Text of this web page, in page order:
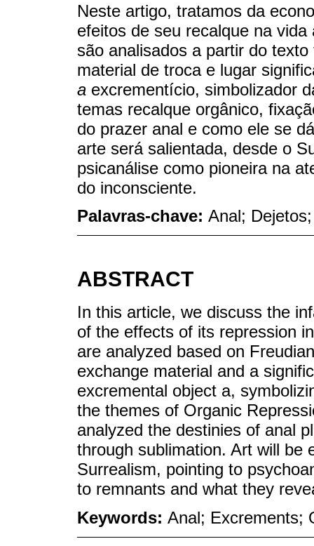
Neste artigo, tratamos da
efeitos de seu recalque na
são analisados a partir do
material de troca e lugar
a excrementício, simbolizador
temas recalque orgânico,
do prazer anal e como ele se
arte será salientada, desde o
psicanálise como pioneira na
do inconsciente.
Palavras-chave: Anal;
ABSTRACT
In this article, we discuss the
of the effects of its repression
are analyzed based on
exchange material and a
excremental object a,
the themes of Organic
analyzed the destinies of anal
through sublimation. Art will be
Surrealism, pointing to
to remnants and what they
Keywords: Anal; Excrements;